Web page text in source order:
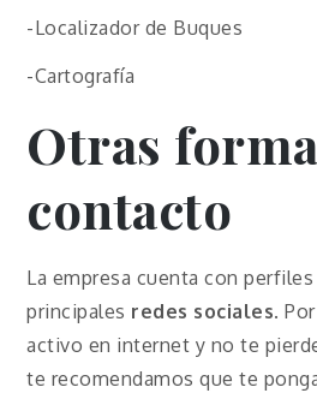
-Localizador de Buques
-Cartografía
Otras
contacto
La empresa cuenta con
principales redes sociales.
activo en internet y no te
te recomendamos que te